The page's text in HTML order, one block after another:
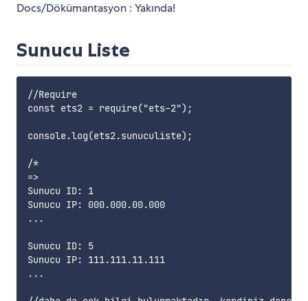
Docs/Dökümantasyon : Yakında!
Sunucu Liste
//Require
const ets2 = require("ets-2");
console.log(ets2.sunuculiste);
/*
=>
Sunucu ID: 1
Sunucu IP: 000.000.00.000
...
Sunucu ID: 5
Sunucu IP: 111.111.11.111
...